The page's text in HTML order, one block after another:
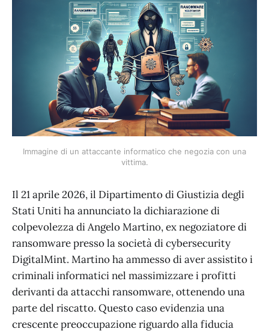
Immagine di un attaccante informatico che negozia con una
vittima.
Il 21 aprile 2026, il Dipartimento di Giustizia degli
Stati Uniti ha annunciato la dichiarazione di
colpevolezza di Angelo Martino, ex negoziatore di
ransomware presso la società di cybersecurity
DigitalMint. Martino ha ammesso di aver assistito i
criminali informatici nel massimizzare i profitti
derivanti da attacchi ransomware, ottenendo una
parte del riscatto. Questo caso evidenzia una
crescente preoccupazione riguardo alla fiducia